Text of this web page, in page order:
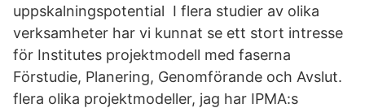
uppskalningspotential I flera studier av olika
verksamheter har vi kunnat se ett stort intresse
för Institutes projektmodell med faserna
Förstudie, Planering, Genomförande och Avslut.
flera olika projektmodeller, jag har IPMA:s